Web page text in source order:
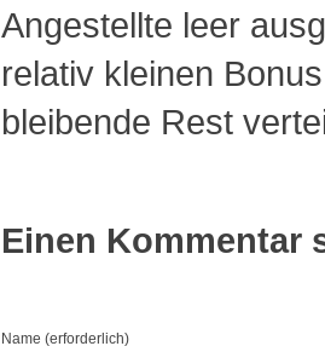
Angestellte leer
relativ kleinen
bleibende Rest
Einen Kommentar
Name (erforderlich)